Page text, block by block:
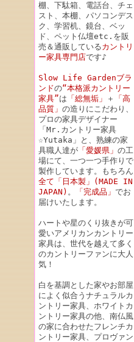
棚、下駄箱、電話台、チェ
スト、本棚、パソコンデス
ク、学習机、鏡台、ベッ
ド、ペット仏壇etc.を販
売＆通販しているカントリ
ー家具専門店です♪
Slow Life Gardenブラ
ンドの“本格派カントリー
家具”は 「総無垢」 ＋
「高
品質」 の造りにこだわり、
プロの家具デザイナー
「Mr.カントリー家具
☆Yutaka」と、熟練の家
具職人達が「愛媛県」 の工
場にて、一つ一つ手作りで
製作しています。もちろん
全て「日本製」(MADE IN
JAPAN) 。 「完成品」 でお
届けいたします。
ハートや星のくり抜きが可
愛いアメリカンカントリー
家具は、世代を越えて多く
のカントリーファンに大人
気！
白を基調とした家やお部屋
によく似合うナチュラルカ
ントリー家具、ホワイトカ
ントリー家具の他、南仏風
の家に合わせたフレンチカ
ントリー家具、プロヴァン